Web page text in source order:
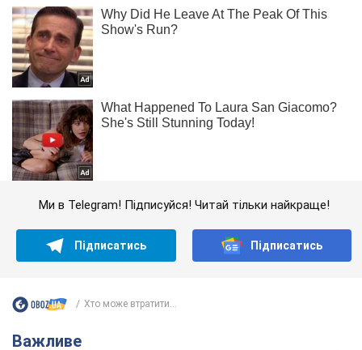
Ми в Telegram! Підписуйся! Читай тільки найкраще!
Підписатись Підписатись
Хто може втратити...
Важливе